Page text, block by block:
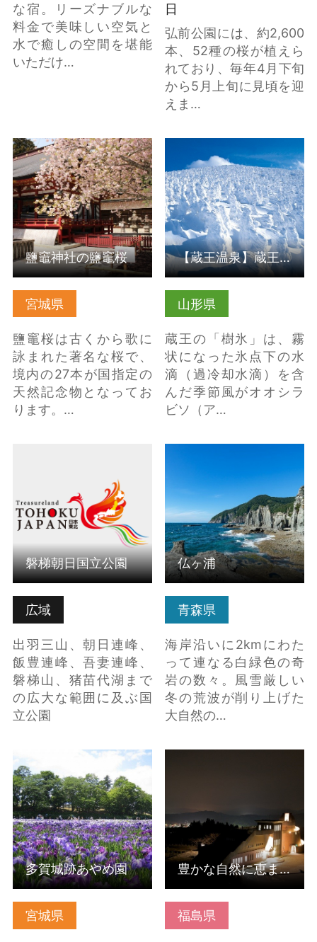
な宿。リーズナブルな
料金で美味しい空気と
水で癒しの空間を堪能
いただけ…
日
弘前公園には、約2,600
本、52種の桜が植えら
れており、毎年4月下旬
から5月上旬に見頃を迎
えま…
宮城県
鹽竈桜は古くから歌に
詠まれた著名な桜で、
境内の27本が国指定の
天然記念物となってお
ります。…
鹽竈神社の鹽竈桜 の詳
細はこちら
鹽竈神社の鹽竈桜
山形県
蔵王の「樹氷」は、霧
状になった氷点下の水
滴（過冷却水滴）を含
んだ季節風がオオシラ
ビソ（ア…
氷 の詳細はこちら
【蔵王温泉】蔵王の樹氷
広域
出羽三山、朝日連峰、
飯豊連峰、吾妻連峰、
磐梯山、猪苗代湖まで
の広大な範囲に及ぶ国
立公園
磐梯朝日国立公園
青森県
海岸沿いに2kmにわた
って連なる白緑色の奇
岩の数々。風雪厳しい
冬の荒波が削り上げた
大自然の…
仏ヶ浦
宮城県
多賀城跡あやめ園 の詳
細はこちら
多賀城跡あやめ園
福島県
豊かな自然に恵まれた天体観測の宝庫「星の村天文台」